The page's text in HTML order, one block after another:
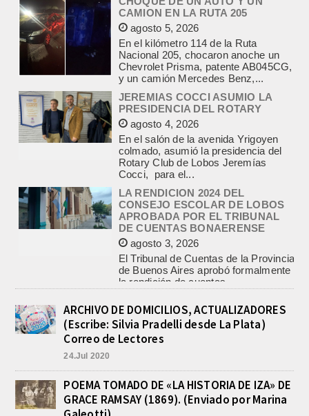
Nacional 205, chocaron anoche un
Chevrolet Prisma, patente AB045CG,
y un camión Mercedes Benz,...
JEREMIAS COCCI ASUMIO LA
PRESIDENCIA DEL ROTARY
agosto 4, 2026
En el salón de la avenida Yrigoyen
colmado, asumió la presidencia del
Rotary Club de Lobos Jeremías
Cocci, para el...
LA RENDICION 2024 DEL
CONSEJO ESCOLAR DE LOBOS
APROBADA POR EL TRIBUNAL
agosto 3, 2026
El Tribunal de Cuentas de la Provincia
de Buenos Aires aprobó formalmente
la rendición de cuentas
correspondiente al Ejercicio 2024,...
PRE-FEDERAL MASCULINO DE
BASQUET EN CADETES:
ATHLETIC JUEGA EL
TRIANGULAR FINAL
agosto 6, 2026
Por el torneo Pre-federal de Básquet,
el equipo de Cadetes de Athletic, logró
se...
INFORME DE DEFENSA CIVIL
LOBOS, COLABORACION EN LA
ARCHIVO DE DOMICILIOS, ACTUALIZADORES
(Escribe: Silvia Pradelli desde La Plata)
Correo de Lectores
24.Jul 2020
POEMA TOMADO DE «LA HISTORIA DE IZA» DE
GRACE RAMSAY (1869). (Enviado por Marina